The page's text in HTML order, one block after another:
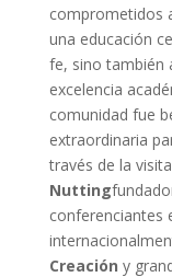
comprometidos
una educación
fe, sino también
excelencia
comunidad fue
extraordinaria
través de la
Nutting
conferenciantes
Creación y